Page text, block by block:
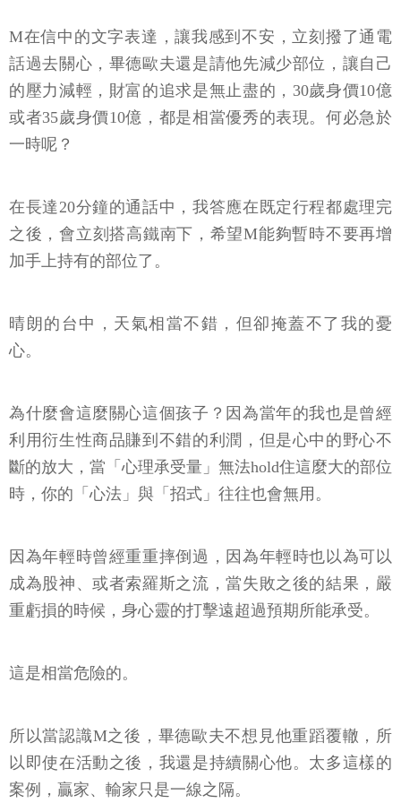
M在信中的文字表達，讓我感到不安，立刻撥了通電
話過去關心，畢德歐夫還是請他先減少部位，讓自己
的壓力減輕，財富的追求是無止盡的，30歲身價10億
或者35歲身價10億，都是相當優秀的表現。何必急於
一時呢？
在長達20分鐘的通話中，我答應在既定行程都處理完
之後，會立刻搭高鐵南下，希望M能夠暫時不要再增
加手上持有的部位了。
晴朗的台中，天氣相當不錯，但卻掩蓋不了我的憂
心。
為什麼會這麼關心這個孩子？因為當年的我也是曾經
利用衍生性商品賺到不錯的利潤，但是心中的野心不
斷的放大，當「心理承受量」無法hold住這麼大的部位
時，你的「心法」與「招式」往往也會無用。
因為年輕時曾經重重摔倒過，因為年輕時也以為可以
成為股神、或者索羅斯之流，當失敗之後的結果，嚴
重虧損的時候，身心靈的打擊遠超過預期所能承受。
這是相當危險的。
所以當認識M之後，畢德歐夫不想見他重蹈覆轍，所
以即使在活動之後，我還是持續關心他。太多這樣的
案例，贏家、輸家只是一線之隔。